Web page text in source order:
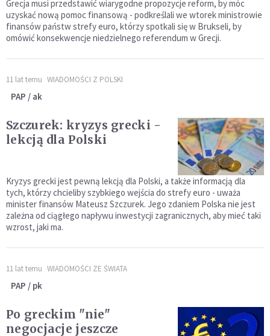
Grecja musi przedstawić wiarygodne propozycje reform, by móc
uzyskać nową pomoc finansową - podkreślali we wtorek ministrowie
finansów państw strefy euro, którzy spotkali się w Brukseli, by
omówić konsekwencje niedzielnego referendum w Grecji.
11 lat temu WIADOMOŚCI Z POLSKI
PAP / ak
Szczurek: kryzys grecki -
lekcją dla Polski
Kryzys grecki jest pewną lekcją dla Polski, a także informacją dla
tych, którzy chcieliby szybkiego wejścia do strefy euro - uważa
minister finansów Mateusz Szczurek. Jego zdaniem Polska nie jest
zależna od ciągłego napływu inwestycji zagranicznych, aby mieć taki
wzrost, jaki ma.
11 lat temu WIADOMOŚCI ZE ŚWIATA
PAP / pk
Po greckim "nie"
negocjacje jeszcze